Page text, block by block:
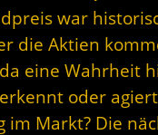
war
die Aktien
eine Wahrheit
oder
im Markt? Die